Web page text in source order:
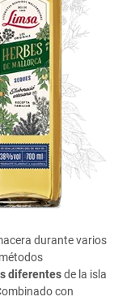
durante varios
diferentesde la isla
con